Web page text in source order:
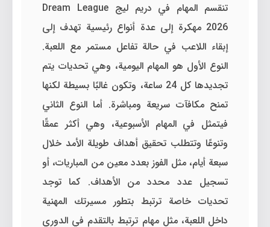
تنقسم المهام في دريم ليج Dream League
2026 مهكرة إلى عدة أنواع رئيسية تهدف إلى
إبقاء اللاعب في حالة تفاعل مستمر مع اللعبة.
النوع الأول هو المهام اليومية، وهي تحديات يتم
تجديدها كل 24 ساعة، وتكون غالبًا بسيطة لكنها
تمنح مكافآت سريعة ومباشرة. أما النوع الثاني
فيتمثل في المهام الأسبوعية، وهي أكثر عمقًا
وتنوعًا وتتطلب تحقيق أهداف طويلة الأمد خلال
سبعة أيام، مثل الفوز بعدد معين من المباريات، أو
تسجيل عدد محدد من الأهداف. كما توجد
تحديات خاصة ترتبط بتطور مسيرتك المهنية
داخل اللعبة، مثل مهام ترتبط بالتقدم في الدوري